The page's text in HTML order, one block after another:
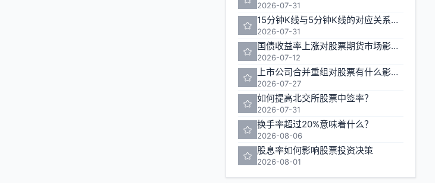
2026-07-31
15分钟K线与5分钟K线的对应关系如何计算
2026-07-31
国债收益率上涨对股票期货市场影响几何
2026-07-12
上市公司合并重组对股票有什么影响？
2026-07-27
如何提高北交所股票中签率？
2026-07-31
换手率超过20%意味着什么？
2026-08-06
股息率如何影响股票投资决策
2026-08-01